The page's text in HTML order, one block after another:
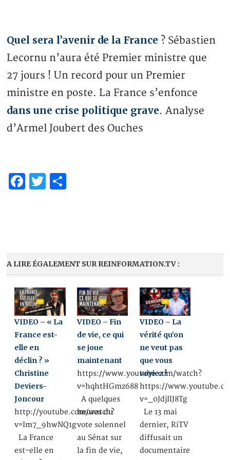
Quel sera l’avenir de la France ? Sébastien
Lecornu n’aura été Premier ministre que
27 jours ! Un record pour un Premier
ministre en poste. La France s’enfonce
dans une crise politique grave. Analyse
d’Armel Joubert des Ouches
Facebook
Twitter
A LIRE ÉGALEMENT SUR REINFORMATION.TV :
VIDEO – « La
France est-
elle en
déclin ? »
Christine
Deviers-
Joncour
http://youtube.com/watch?
v=Im7_9hwNQ1g
La France
est-elle en
VIDEO – Fin
de vie, ce qui
se joue
maintenant
https://www.youtube.com/watch?
v=hqhtHGmz688
A quelques
heures du
vote solennel
au Sénat sur
la fin de vie,
VIDEO – La
vérité qu’on
ne veut pas
que vous
voyiez !
https://
v=_0JdjIlJ8Tg
Le 13 mai
dernier, RiTV
diffusait un
documentaire